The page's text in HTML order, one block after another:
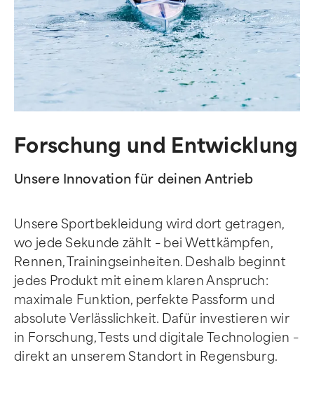
Forschung und Entwicklung
Unsere Innovation für deinen Antrieb
Unsere Sportbekleidung wird dort getragen,
wo jede Sekunde zählt – bei Wettkämpfen,
Rennen, Trainingseinheiten. Deshalb beginnt
jedes Produkt mit einem klaren Anspruch:
maximale Funktion, perfekte Passform und
absolute Verlässlichkeit. Dafür investieren wir
in Forschung, Tests und digitale Technologien –
direkt an unserem Standort in Regensburg.